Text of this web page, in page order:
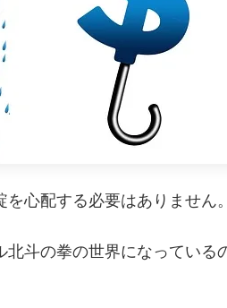
心配する必要はありません。
北斗の拳の世界になってい